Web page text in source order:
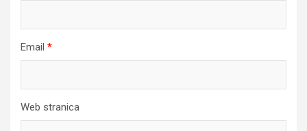
Email *
Web stranica